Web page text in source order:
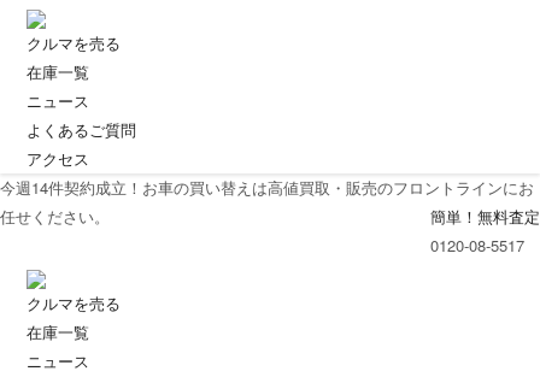
クルマを売る
在庫一覧
ニュース
よくあるご質問
アクセス
今週14件契約成立！お車の買い替えは高値買取・販売のフロントラインにお
任せください。
簡単！無料査定
0120-08-5517
クルマを売る
在庫一覧
ニュース